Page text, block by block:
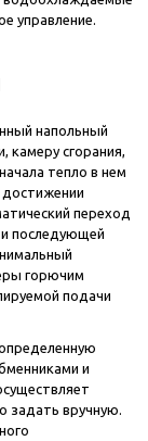
управление.
напольный
камеру сгорания,
тепло в нем
достижении
переход
последующей
горючим
подачи
и
задать вручную.